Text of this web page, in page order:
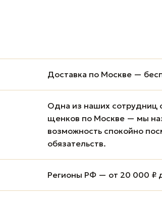
Доставка по Москве —
Одна из наших сотрудниц
щенков по Москве — мы
возможность спокойно
обязательств.
Регионы РФ — от 20 000 ₽